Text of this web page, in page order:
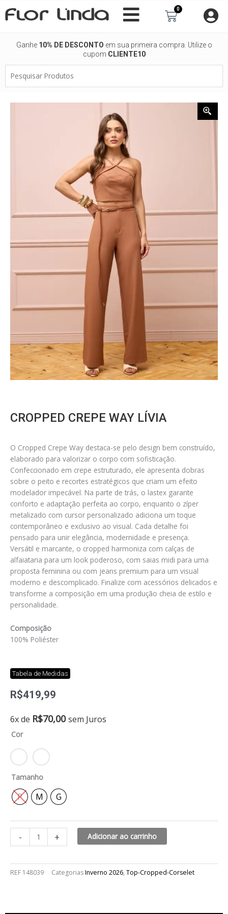
para
0
Carrinho
Ganhe 10% DE DESCONTO em sua primeira compra. Utilize o
cupom CLIENTE10
Produtos
CROPPED CREPE WAY LÍVIA
O Cropped Crepe Way destaca-se pelo design bem construído,
elaborado para valorizar o corpo com sofisticação.
Confeccionado em crepe estruturado, ele apresenta dobras
sobre o peito e recortes estratégicos que criam um efeito
modelador impecável. Na parte de trás, o lastex garante
conforto e adaptação perfeita ao corpo, enquanto o zíper
metalizado com cursor personalizado adiciona um toque
contemporâneo e exclusivo ao visual. Cada detalhe foi
pensado para unir elegância, modernidade e presença.
Versátil e marcante, o cropped harmoniza com calças de
alfaiataria para um look poderoso, com saias midi para uma
proposta feminina ou com jeans premium para um visual
moderno e descomplicado. Finalize com acessórios delicados e
transforme a composição em uma produção cheia de estilo e
personalidade.
Composição
100% Poliéster
Tabela de Medidas
R$419,99
6x de R$70,00 sem Juros
Cor
Tamanho
P M G
-
Cropped
way
lívia
quantidade
+ Adicionar ao carrinho
REF 148039 CategoriasInverno 2026, Top-Cropped-Corselet